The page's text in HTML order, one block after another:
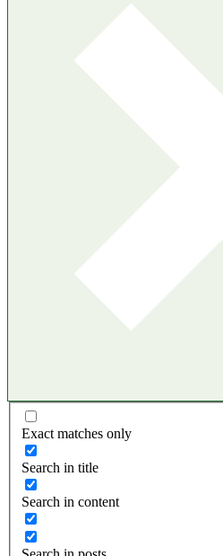
Exact matches only
Search in title
Search in content